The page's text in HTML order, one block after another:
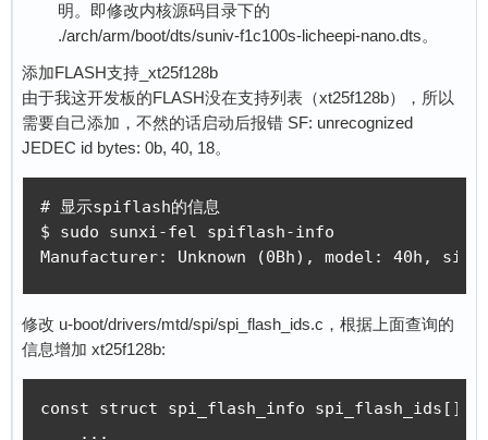
明。即修改内核源码目录下的
./arch/arm/boot/dts/suniv-f1c100s-licheepi-nano.dts。
添加FLASH支持_xt25f128b
由于我这开发板的FLASH没在支持列表（xt25f128b），所以
需要自己添加，不然的话启动后报错 SF: unrecognized
JEDEC id bytes: 0b, 40, 18。
# 显示spiflash的信息
$ sudo sunxi-fel spiflash-info
Manufacturer: Unknown (0Bh), model: 40h,
修改 u-boot/drivers/mtd/spi/spi_flash_ids.c，根据上面查询的
信息增加 xt25f128b:
const struct spi_flash_info spi_flash_ids[]
    ...